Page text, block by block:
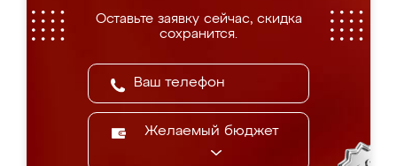
Оставьте заявку сейчас, скидка
сохранится.
Желаемый бюджет